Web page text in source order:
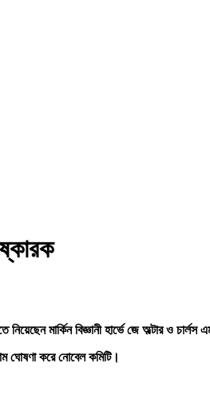
মার্কিন বিজ্ঞানী হার্ভে জে অল্টার ও চার্লস
ঘোষণা করে নোবেল কমিটি।